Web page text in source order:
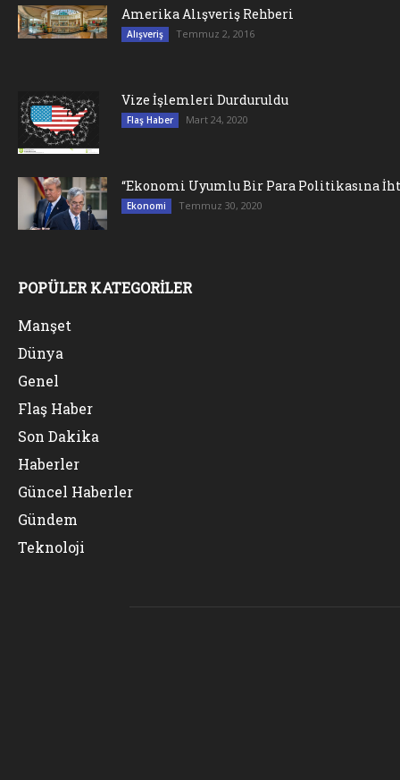
Amerika Alışveriş Rehberi
Alışveriş Temmuz 2, 2016
Vize İşlemleri Durduruldu
Flaş Haber Mart 24, 2020
“Ekonomi Uyumlu Bir Para Politikasına
Ekonomi Temmuz 30, 2020
POPÜLER KATEGORİLER
Manşet
Dünya
Genel
Flaş Haber
Son Dakika
Haberler
Güncel Haberler
Gündem
Teknoloji